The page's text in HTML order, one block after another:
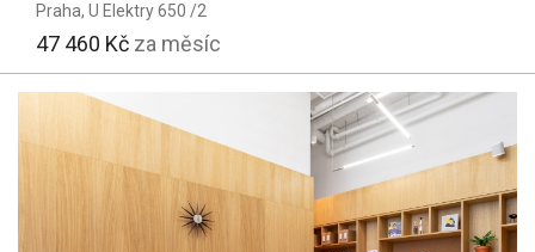
Praha, U Elektry 650 /2
47 460 Kč za měsíc